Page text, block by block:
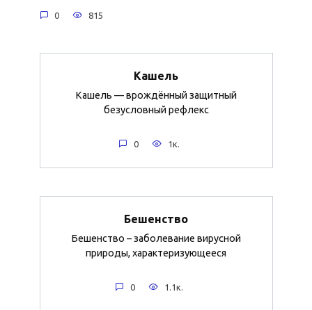
0 815
Кашель
Кашель — врождённый защитный
безусловный рефлекс
0 1к.
Бешенство
Бешенство – заболевание вирусной
природы, характеризующееся
0 1.1к.